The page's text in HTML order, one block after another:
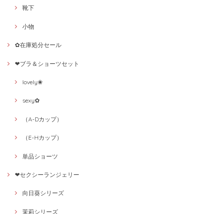
靴下
小物
✿在庫処分セール
❤ブラ＆ショーツセット
lovely❀
sexy✿
（A-Dカップ）
（E-Hカップ）
単品ショーツ
❤セクシーランジェリー
向日葵シリーズ
茉莉シリーズ